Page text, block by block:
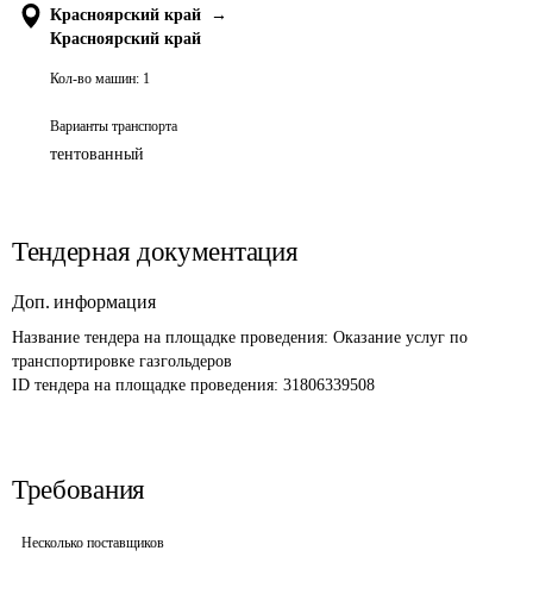
Красноярский край
→
Красноярский край
Кол-во машин: 1
Варианты транспорта
тентованный
Тендерная документация
Доп. информация
Название тендера на площадке проведения: Оказание услуг по
транспортировке газгольдеров
ID тендера на площадке проведения: 31806339508
Требования
Несколько поставщиков